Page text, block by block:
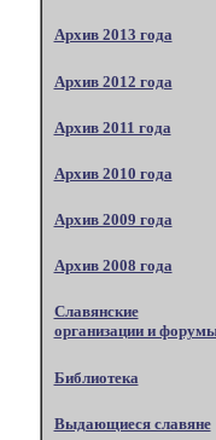
Архив 2013 года
Архив 2012 года
Архив 2011 года
Архив 2010 года
Архив 2009 года
Архив 2008 года
Славянские
организации и
Библиотека
Выдающиеся славяне